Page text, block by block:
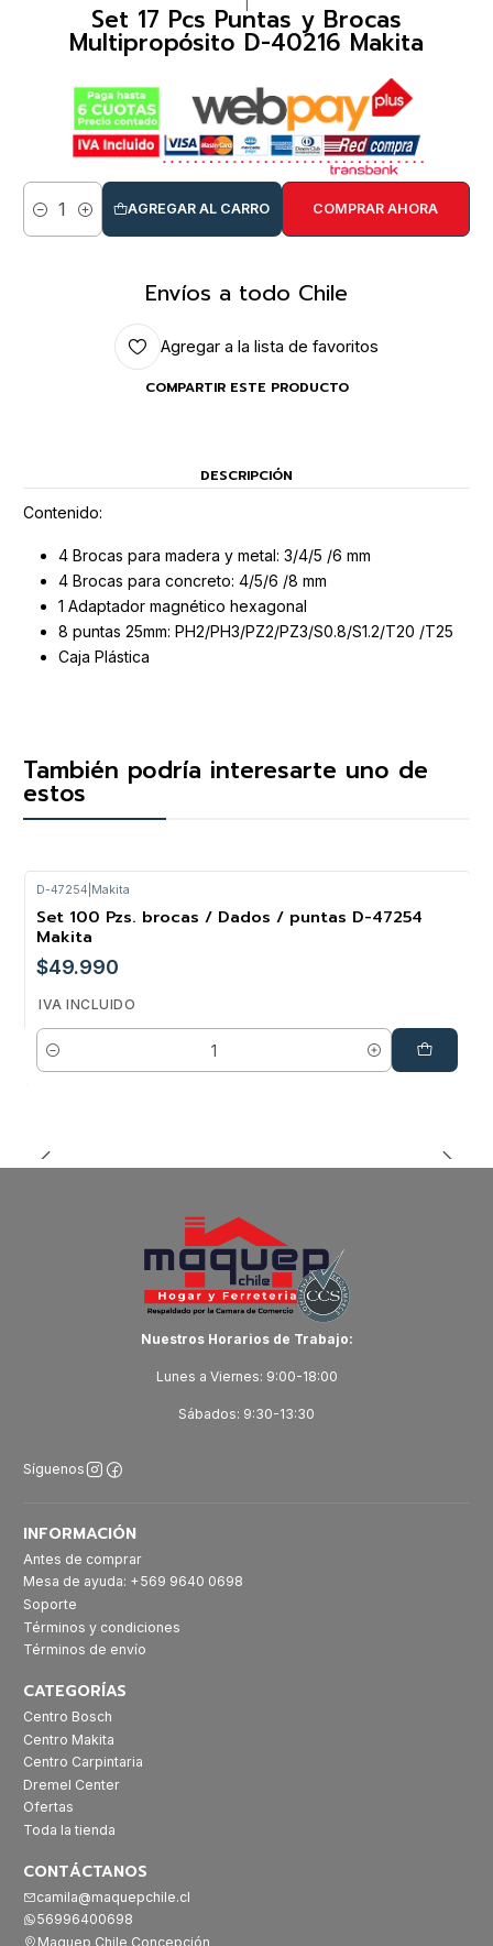
Set 17 Pcs Puntas y Brocas
Multipropósito D-40216 Makita
Cantidad
AGREGAR AL CARRO COMPRAR AHORA
Envíos a todo Chile
Agregar a la lista de favoritos
COMPARTIR ESTE PRODUCTO
DESCRIPCIÓN
Contenido:
4 Brocas para madera y metal: 3/4/5 /6 mm
4 Brocas para concreto: 4/5/6 /8 mm
1 Adaptador magnético hexagonal
8 puntas 25mm: PH2/PH3/PZ2/PZ3/S0.8/S1.2/T20 /T25
Caja Plástica
También podría interesarte uno de
estos
D-47254 Makita
Set 100 Pzs. brocas / Dados / puntas D-47254
Makita
$49.990
IVA INCLUIDO
Cantidad
Nuestros Horarios de Trabajo:
Lunes a Viernes: 9:00-18:00
Sábados: 9:30-13:30
Síguenos
INFORMACIÓN
Antes de comprar
Mesa de ayuda: +569 9640 0698
Soporte
Términos y condiciones
Términos de envío
CATEGORÍAS
Centro Bosch
Centro Makita
Centro Carpintaria
Dremel Center
Ofertas
Toda la tienda
CONTÁCTANOS
camila@maquepchile.cl
56996400698
Maquep Chile Concepción